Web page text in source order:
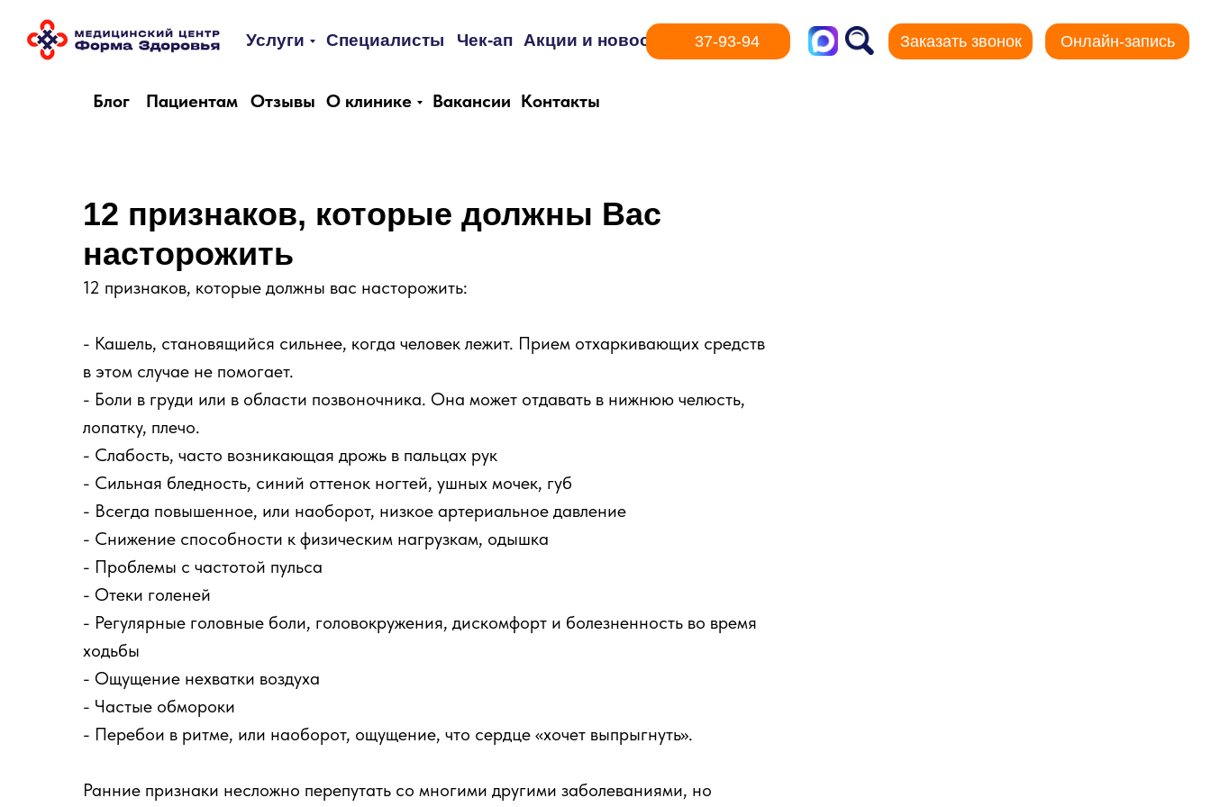
Услуги Специалисты Акции и новости
Чек-ап Онлайн-запись
37-93-94 Заказать звонок
О клинике
Пациентам Вакансии
Блог Отзывы Контакты
12 признаков, которые должны Вас
насторожить
12 признаков, которые должны вас насторожить:
- Кашель, становящийся сильнее, когда человек лежит. Прием отхаркивающих средств
в этом случае не помогает.
- Боли в груди или в области позвоночника. Она может отдавать в нижнюю челюсть,
лопатку, плечо.
- Слабость, часто возникающая дрожь в пальцах рук
- Сильная бледность, синий оттенок ногтей, ушных мочек, губ
- Всегда повышенное, или наоборот, низкое артериальное давление
- Снижение способности к физическим нагрузкам, одышка
- Проблемы с частотой пульса
- Отеки голеней
- Регулярные головные боли, головокружения, дискомфорт и болезненность во время
ходьбы
- Ощущение нехватки воздуха
- Частые обмороки
- Перебои в ритме, или наоборот, ощущение, что сердце «хочет выпрыгнуть».
Ранние признаки несложно перепутать со многими другими заболеваниями, но